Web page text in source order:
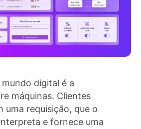
digital é a
máquinas. Clientes
uma requisição, que o
e fornece uma